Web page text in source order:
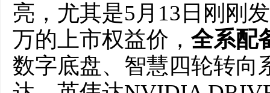
亮，尤其是5月13日刚刚
万的上市权益价， 全系配
数字底盘、智慧四轮转向